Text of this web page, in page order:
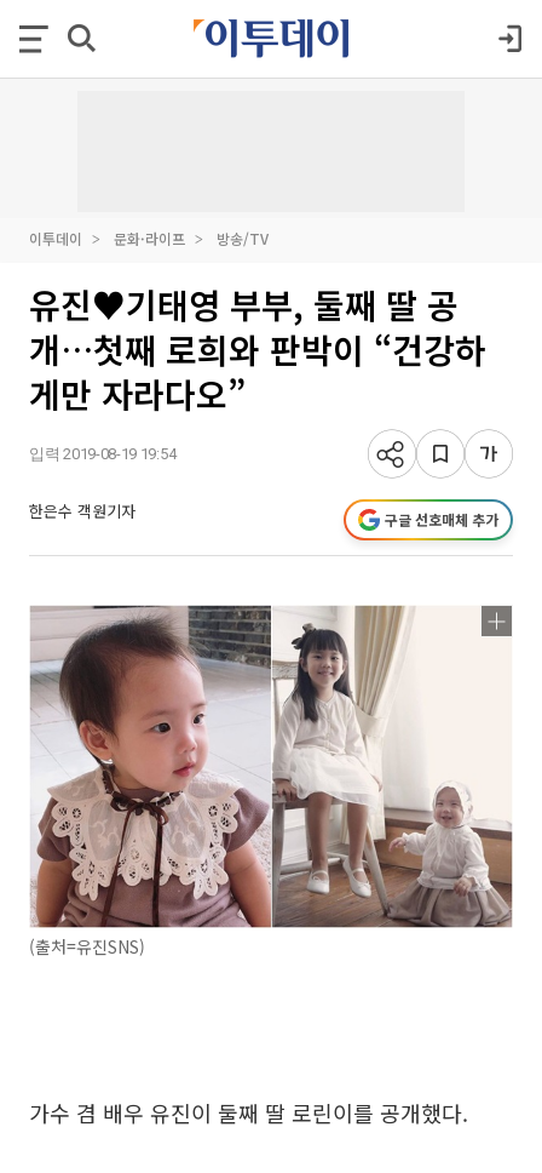
이투데이 문화·라이프 방송/TV
유진♥기태영 부부, 둘째 딸 공
개…첫째 로희와 판박이 “건강하
게만 자라다오”
입력 2019-08-19 19:54
한은수 객원기자 구글 선호매체 추가
(출처=유진SNS)
가수 겸 배우 유진이 둘째 딸 로린이를 공개했다.